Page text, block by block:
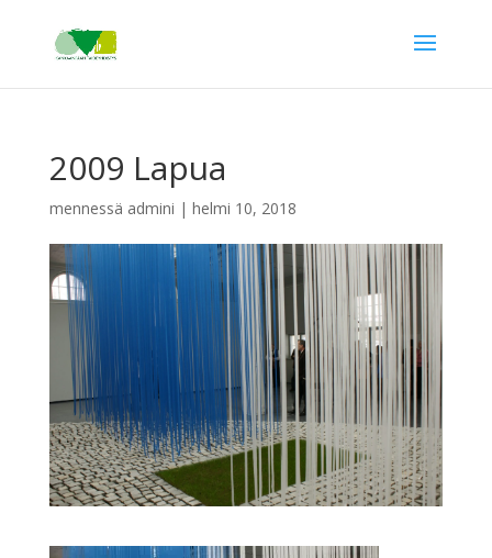
2009 Lapua
mennessä admini | helmi 10, 2018